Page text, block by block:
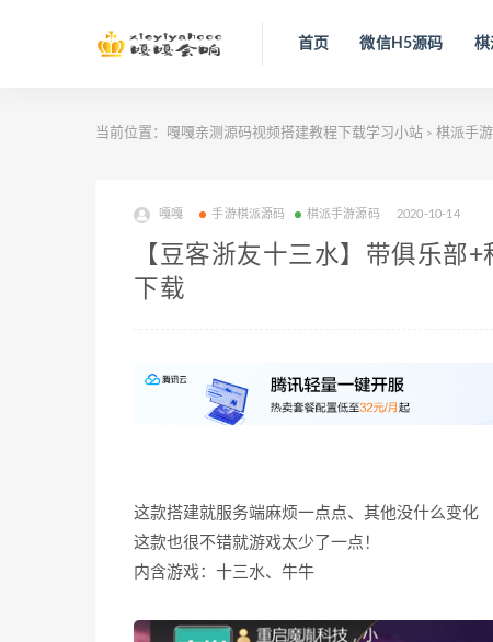
首页 微信H5源码 棋
当前位置： 嘎嘎亲测源码视频搭建教程下载学习小站 > 棋派手
嘎嘎 手游棋派源码 棋派手游源码 2020-10-14
【豆客浙友十三水】带俱乐部
下载
这款搭建就服务端麻烦一点点、其他没什么变化
这款也很不错就游戏太少了一点！
内含游戏：十三水、牛牛